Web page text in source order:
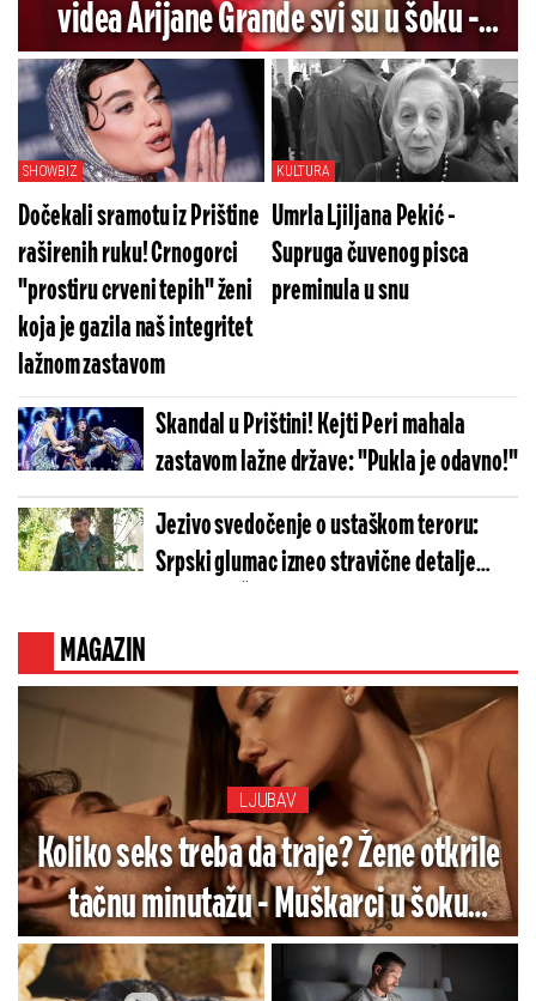
videa Arijane Grande svi su u šoku -
Pogledajte koliko je jezivo (VIDEO)
SHOWBIZ
Dočekali sramotu iz Prištine
raširenih ruku! Crnogorci
"prostiru crveni tepih" ženi
koja je gazila naš integritet
lažnom zastavom
KULTURA
Umrla Ljiljana Pekić -
Supruga čuvenog pisca
preminula u snu
Skandal u Prištini! Kejti Peri mahala
zastavom lažne države: "Pukla je odavno!"
Jezivo svedočenje o ustaškom teroru:
Srpski glumac izneo stravične detalje
MAGAZIN
LJUBAV
Koliko seks treba da traje? Žene otkrile
tačnu minutažu - Muškarci u šoku
(ANKETA)